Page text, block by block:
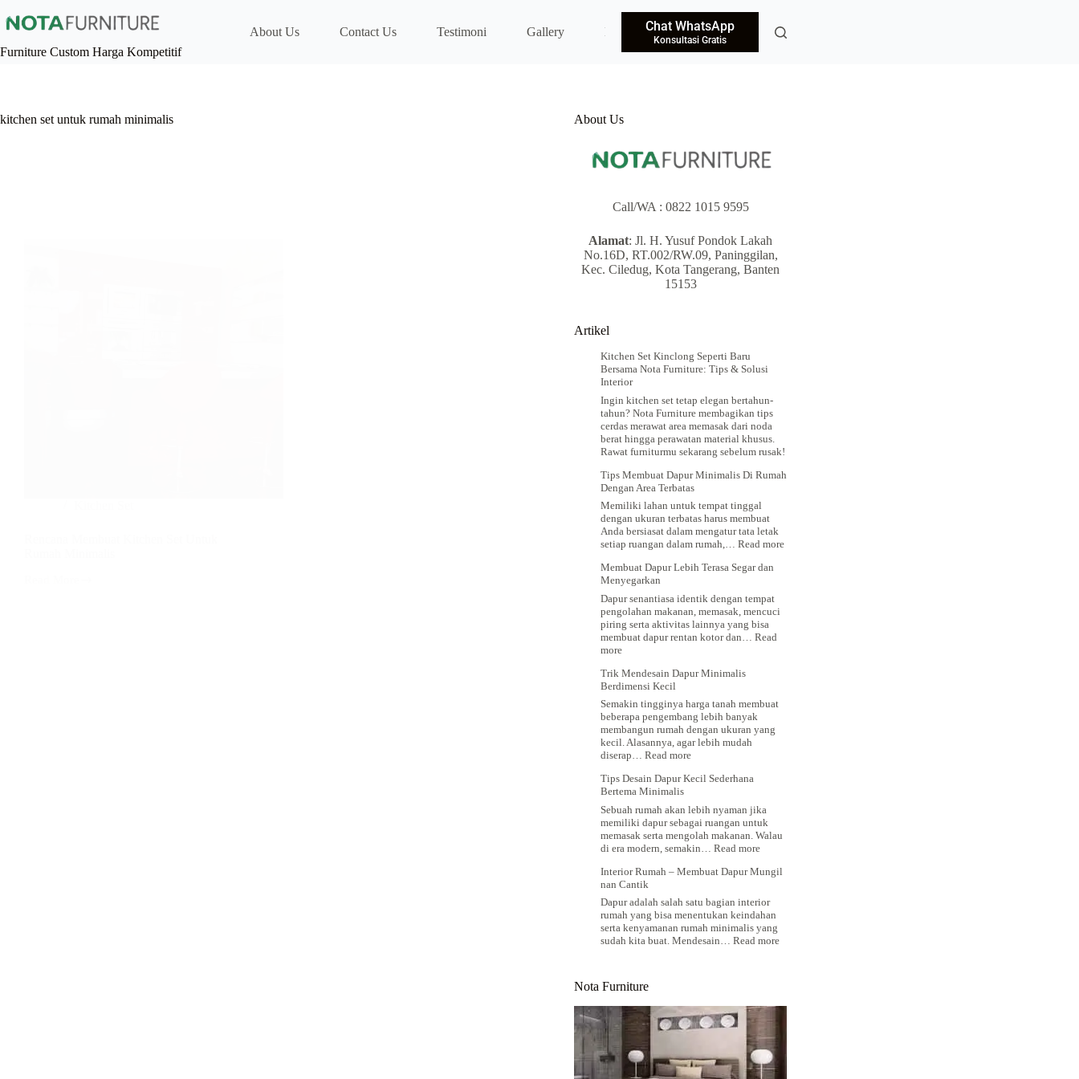
to
content
Furniture Custom Harga Kompetitif
About Us Contact Us Testimoni Gallery Blog Chat WhatsApp
Konsultasi Gratis
kitchen set untuk rumah minimalis About Us
Call/WA : 0822 1015 9595
Alamat: Jl. H. Yusuf Pondok Lakah
No.16D, RT.002/RW.09, Paninggilan,
Kec. Ciledug, Kota Tangerang, Banten
15153
Artikel
Kitchen Set Kinclong Seperti Baru
Bersama Nota Furniture: Tips & Solusi
Interior
Ingin kitchen set tetap elegan bertahun-
tahun? Nota Furniture membagikan tips
cerdas merawat area memasak dari noda
berat hingga perawatan material khusus.
Rawat furniturmu sekarang sebelum rusak!
Tips Membuat Dapur Minimalis Di Rumah
Dengan Area Terbatas
Memiliki lahan untuk tempat tinggal
dengan ukuran terbatas harus membuat
Anda bersiasat dalam mengatur tata letak
setiap ruangan dalam rumah,… Read more:
Membuat Dapur Lebih Terasa Segar dan
Menyegarkan
Dapur senantiasa identik dengan tempat
pengolahan makanan, memasak, mencuci
piring serta aktivitas lainnya yang bisa
membuat dapur rentan kotor dan… Read
more:
Dapur
Lebih
Terasa
Segar
dan
Menyegarkan
Trik Mendesain Dapur Minimalis
Berdimensi Kecil
Semakin tingginya harga tanah membuat
beberapa pengembang lebih banyak
membangun rumah dengan ukuran yang
kecil. Alasannya, agar lebih mudah
diserap… Read more:
Mendesain
Minimalis
Berdimensi
Kecil
Tips Desain Dapur Kecil Sederhana
Bertema Minimalis
Sebuah rumah akan lebih nyaman jika
memiliki dapur sebagai ruangan untuk
memasak serta mengolah makanan. Walau
di era modern, semakin… Read more:
Desain
Kecil
Sederhana
Bertema
Minimalis
Interior Rumah – Membuat Dapur Mungil
nan Cantik
Dapur adalah salah satu bagian interior
rumah yang bisa menentukan keindahan
serta kenyamanan rumah minimalis yang
sudah kita buat. Mendesain… Read more:
Dapur
Nota Furniture